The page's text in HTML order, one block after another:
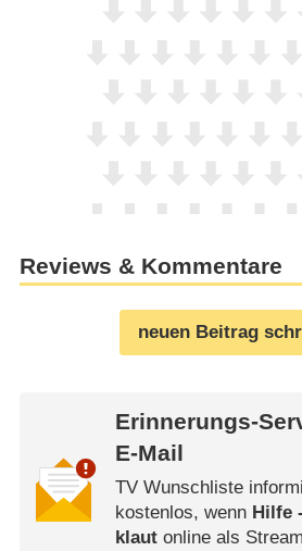
Reviews & Kommentare
neuen Beitrag
Erinnerungs-
E-Mail
TV Wunschliste
kostenlos, wenn Hilfe
klautonline als